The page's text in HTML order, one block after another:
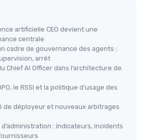
artificielle CEO devient une
centrale
cadre de gouvernance des agents :
arrêt
Chief AI Officer dans l’architecture de
le RSSI et la politique d’usage des
de déployeur et nouveaux arbitrages
: indicateurs, incidents